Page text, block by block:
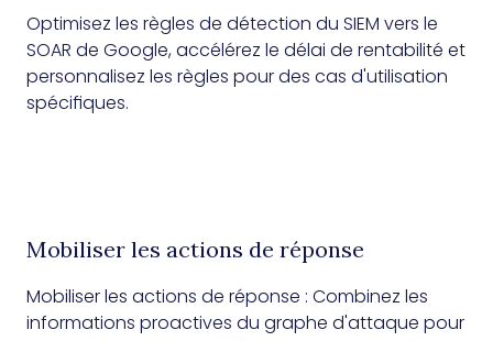
Optimisez les règles de détection du SIEM vers le
SOAR de Google, accélérez le délai de rentabilité et
personnalisez les règles pour des cas d'utilisation
spécifiques.
Mobiliser les actions de réponse
Mobiliser les actions de réponse : Combinez les
informations proactives du graphe d'attaque pour